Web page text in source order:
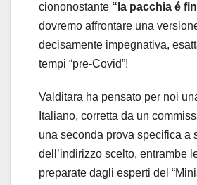
ciononostante “la pacchia é
dovremo affrontare una
decisamente impegnativa,
tempi “pre-Covid”!
Valditara ha pensato per noi
Italiano, corretta da un
una seconda prova specifica a
dell’indirizzo scelto, entrambe
preparate dagli esperti del